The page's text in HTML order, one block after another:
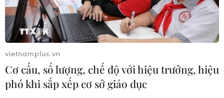
Vụ trường Chuyên Tuyên Quang:
Việc tổ chức thi lại trên cơ sở kết quả
điều tra
05/08/2026 04:39
Bộ GD-ĐT tạm dừng xét tuyển đại
học với các thí sinh chuyên Tuyên
vietnamplus.vn
Cơ cấu, số lượng, chế độ với hiệu trưởng, hiệu
phó khi sắp xếp cơ sở giáo dục